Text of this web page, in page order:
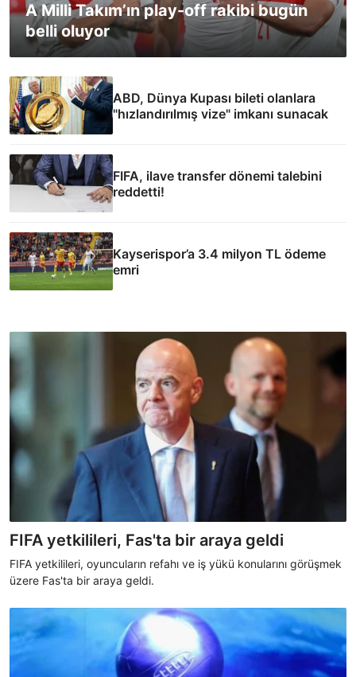
A Milli Takım’ın play-off rakibi bugün
belli oluyor
ABD, Dünya Kupası bileti olanlara
"hızlandırılmış vize" imkanı sunacak
FIFA, ilave transfer dönemi talebini
reddetti!
Kayserispor’a 3.4 milyon TL ödeme
emri
FIFA yetkilileri, Fas'ta bir araya geldi
FIFA yetkilileri, oyuncuların refahı ve iş yükü konularını görüşmek
üzere Fas'ta bir araya geldi.